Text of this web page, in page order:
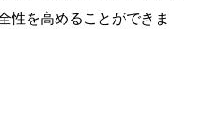
性を高めることができま